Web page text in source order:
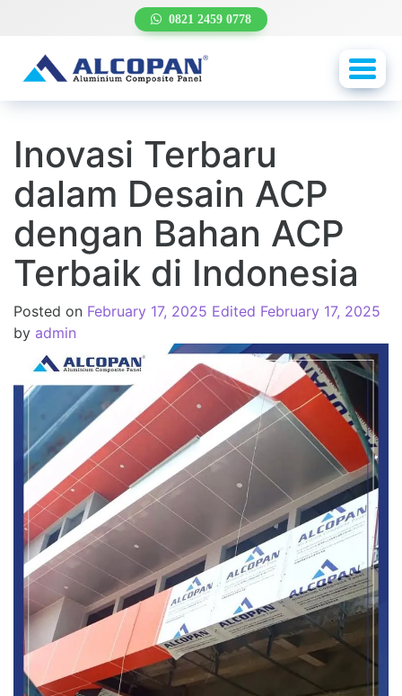
0821 2459 0778
Inovasi Terbaru
dalam Desain ACP
dengan Bahan ACP
Terbaik di Indonesia
Posted on February 17, 2025 Edited February 17, 2025
by admin